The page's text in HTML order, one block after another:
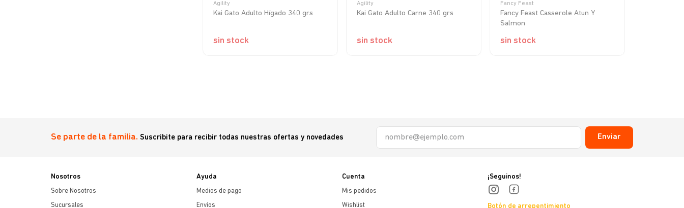
Agility
Kai Gato Adulto Hígado 340 grs
sin stock
Agility
Kai Gato Adulto Carne 340 grs
sin stock
Fancy Feast
Fancy Feast Casserole Atun Y
Salmon
sin stock
Se parte de la familia. Suscribite para recibir todas nuestras ofertas y novedades Enviar
Nosotros
Sobre Nosotros
Sucursales
Ayuda
Medios de pago
Envíos
Cuenta
Mis pedidos
Wishlist
¡Seguinos!
Botón de arrepentimiento